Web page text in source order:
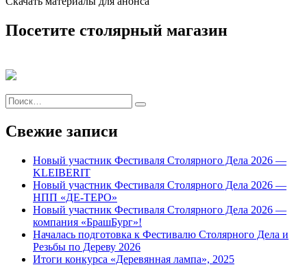
Посетите столярный магазин
Искать:
Поиск
Свежие записи
Новый участник Фестиваля Столярного Дела 2026 —
KLEIBERIT
Новый участник Фестиваля Столярного Дела 2026 —
НПП «ДЕ-ТЕРО»
Новый участник Фестиваля Столярного Дела 2026 —
компания «БрашБург»!
Началась подготовка к Фестивалю Столярного Дела и
Резьбы по Дереву 2026
Итоги конкурса «Деревянная лампа», 2025